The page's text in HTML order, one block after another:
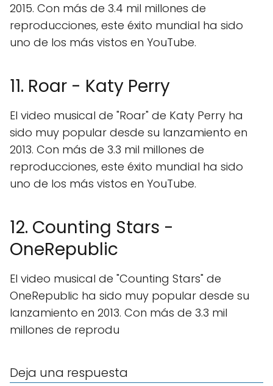
2015. Con más de 3.4 mil millones de
reproducciones, este éxito mundial ha sido
uno de los más vistos en YouTube.
11. Roar - Katy Perry
El video musical de "Roar" de Katy Perry ha
sido muy popular desde su lanzamiento en
2013. Con más de 3.3 mil millones de
reproducciones, este éxito mundial ha sido
uno de los más vistos en YouTube.
12. Counting Stars -
OneRepublic
El video musical de "Counting Stars" de
OneRepublic ha sido muy popular desde su
lanzamiento en 2013. Con más de 3.3 mil
millones de reprodu
Deja una respuesta